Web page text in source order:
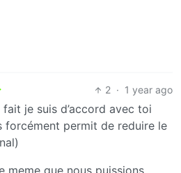
2 · 1 year ago
je suis d’accord avec toi
forcément permit de reduire le